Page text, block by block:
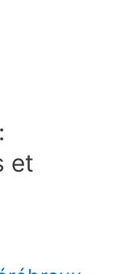
et